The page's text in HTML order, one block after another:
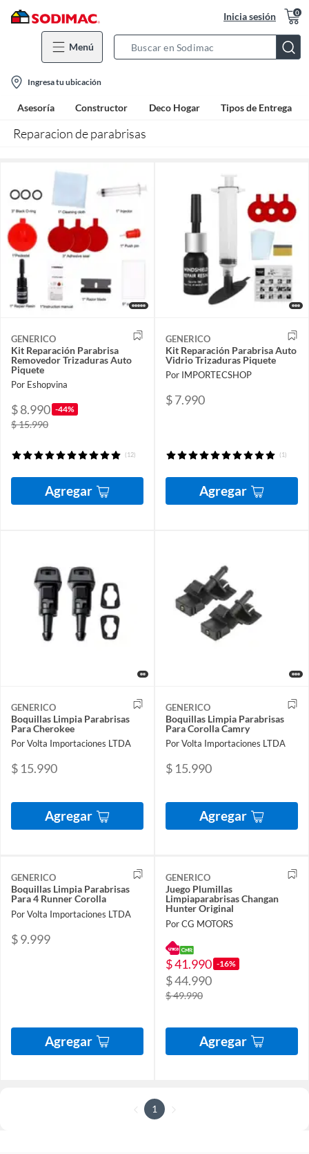
Inicia sesión 0
Menú
Bar
location-
icon
Ingresa tu ubicación
Asesoría Constructor Deco Hogar Tipos de Entrega
Reparacion de parabrisas
GENERICO
Kit Reparación Parabrisa
Removedor Trizaduras Auto
Piquete
Por Eshopvina
$ 8.990 -44%
$ 15.990
(12)
Agregar
GENERICO
Kit Reparación Parabrisa Auto
Vidrio Trizaduras Piquete
Por IMPORTECSHOP
$ 7.990
(1)
Agregar
GENERICO
Boquillas Limpia Parabrisas
Para Cherokee
Por Volta Importaciones LTDA
$ 15.990
Agregar
GENERICO
Boquillas Limpia Parabrisas
Para Corolla Camry
Por Volta Importaciones LTDA
$ 15.990
Agregar
GENERICO
Boquillas Limpia Parabrisas
Para 4 Runner Corolla
Por Volta Importaciones LTDA
$ 9.999
Agregar
GENERICO
Juego Plumillas
Limpiaparabrisas Changan
Hunter Original
Por CG MOTORS
$ 41.990 -16%
$ 44.990
$ 49.990
Agregar
1